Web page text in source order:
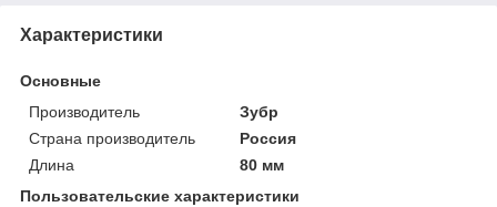
Характеристики
Основные
Производитель
Зубр
Страна производитель
Россия
Длина
80 мм
Пользовательские характеристики